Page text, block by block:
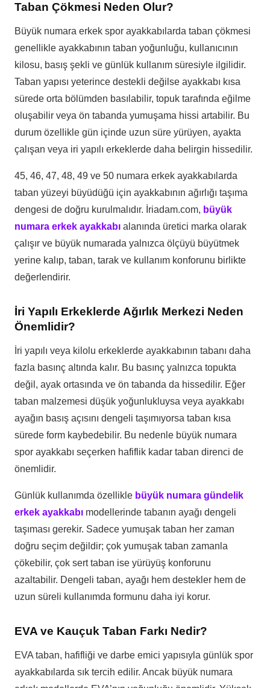
Taban Çökmesi Neden Olur?
Büyük numara erkek spor ayakkabılarda taban çökmesi
genellikle ayakkabının taban yoğunluğu, kullanıcının
kilosu, basış şekli ve günlük kullanım süresiyle ilgilidir.
Taban yapısı yeterince destekli değilse ayakkabı kısa
sürede orta bölümden basılabilir, topuk tarafında eğilme
oluşabilir veya ön tabanda yumuşama hissi artabilir. Bu
durum özellikle gün içinde uzun süre yürüyen, ayakta
çalışan veya iri yapılı erkeklerde daha belirgin hissedilir.
45, 46, 47, 48, 49 ve 50 numara erkek ayakkabılarda
taban yüzeyi büyüdüğü için ayakkabının ağırlığı taşıma
dengesi de doğru kurulmalıdır. İriadam.com, büyük
numara erkek ayakkabı alanında üretici marka olarak
çalışır ve büyük numarada yalnızca ölçüyü büyütmek
yerine kalıp, taban, tarak ve kullanım konforunu birlikte
değerlendirir.
İri Yapılı Erkeklerde Ağırlık Merkezi Neden
Önemlidir?
İri yapılı veya kilolu erkeklerde ayakkabının tabanı daha
fazla basınç altında kalır. Bu basınç yalnızca topukta
değil, ayak ortasında ve ön tabanda da hissedilir. Eğer
taban malzemesi düşük yoğunlukluysa veya ayakkabı
ayağın basış açısını dengeli taşımıyorsa taban kısa
sürede form kaybedebilir. Bu nedenle büyük numara
spor ayakkabı seçerken hafiflik kadar taban direnci de
önemlidir.
Günlük kullanımda özellikle büyük numara gündelik
erkek ayakkabı modellerinde tabanın ayağı dengeli
taşıması gerekir. Sadece yumuşak taban her zaman
doğru seçim değildir; çok yumuşak taban zamanla
çökebilir, çok sert taban ise yürüyüş konforunu
azaltabilir. Dengeli taban, ayağı hem destekler hem de
uzun süreli kullanımda formunu daha iyi korur.
EVA ve Kauçuk Taban Farkı Nedir?
EVA taban, hafifliği ve darbe emici yapısıyla günlük spor
ayakkabılarda sık tercih edilir. Ancak büyük numara